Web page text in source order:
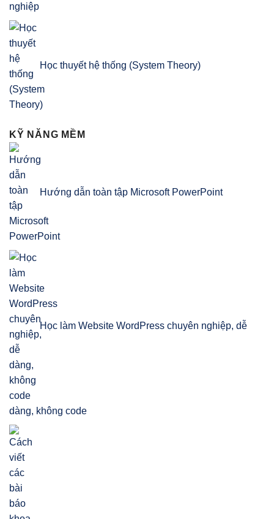
Học thuyết hệ thống (System Theory)
KỸ NĂNG MỀM
Hướng dẫn toàn tập Microsoft PowerPoint
Học làm Website WordPress chuyên nghiệp, dễ
dàng, không code